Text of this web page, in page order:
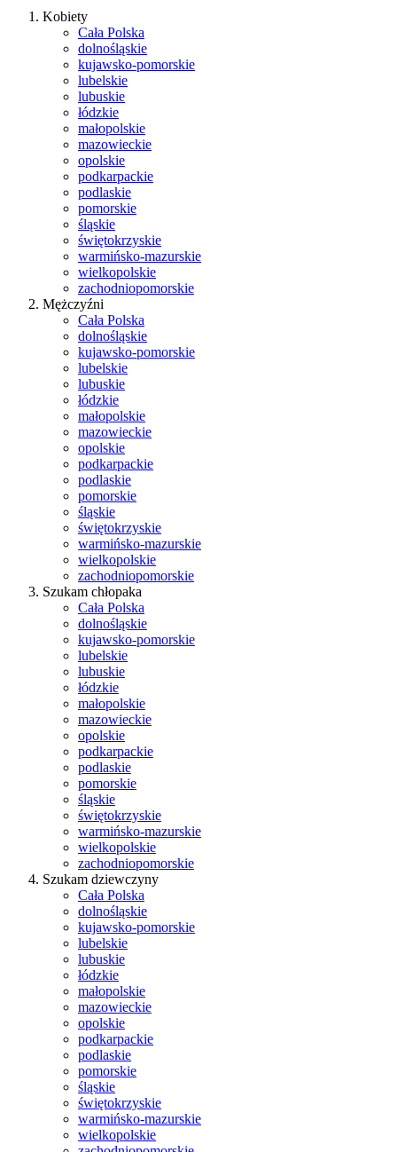
Kobiety
Cała Polska
dolnośląskie
kujawsko-pomorskie
lubelskie
lubuskie
łódzkie
małopolskie
mazowieckie
opolskie
podkarpackie
podlaskie
pomorskie
śląskie
świętokrzyskie
warmińsko-mazurskie
wielkopolskie
zachodniopomorskie
Mężczyźni
Cała Polska
dolnośląskie
kujawsko-pomorskie
lubelskie
lubuskie
łódzkie
małopolskie
mazowieckie
opolskie
podkarpackie
podlaskie
pomorskie
śląskie
świętokrzyskie
warmińsko-mazurskie
wielkopolskie
zachodniopomorskie
Szukam chłopaka
Cała Polska
dolnośląskie
kujawsko-pomorskie
lubelskie
lubuskie
łódzkie
małopolskie
mazowieckie
opolskie
podkarpackie
podlaskie
pomorskie
śląskie
świętokrzyskie
warmińsko-mazurskie
wielkopolskie
zachodniopomorskie
Szukam dziewczyny
Cała Polska
dolnośląskie
kujawsko-pomorskie
lubelskie
lubuskie
łódzkie
małopolskie
mazowieckie
opolskie
podkarpackie
podlaskie
pomorskie
śląskie
świętokrzyskie
warmińsko-mazurskie
wielkopolskie